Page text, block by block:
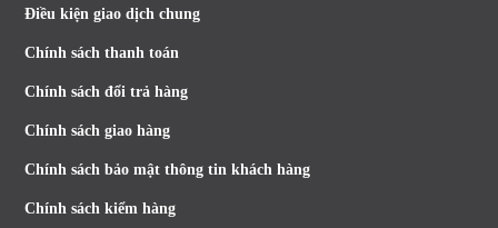
Điều kiện giao dịch chung
Chính sách thanh toán
Chính sách đổi trả hàng
Chính sách giao hàng
Chính sách bảo mật thông tin khách hàng
Chính sách kiểm hàng